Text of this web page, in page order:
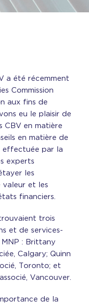
a été récemment
Commission
aux fins de
eu le plaisir de
CBV en matière
en matière de
effectuée par la
experts
les
valeur et les
financiers.
trois
et de services-
: Brittany
Calgary; Quinn
Toronto; et
Vancouver.
de la